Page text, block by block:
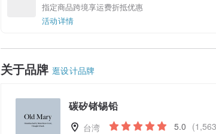
指定商品跨境享运费折抵优惠
活动详情
关于品牌 逛设计品牌
碳矽锗锡铅
台湾 5.0